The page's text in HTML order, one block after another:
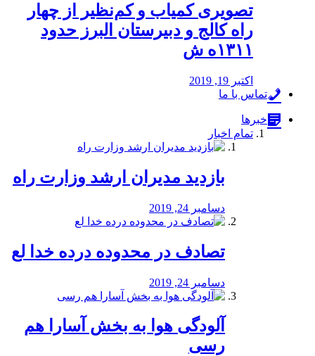
️تصویری کمیاب و کم‌نظیر از چهار
راه كالج و دبيرستان البرز حدود
۱۳۱۱ه ش
اکتبر 19, 2019
تماس با ما
خبرها
تمام اخبار
بازدید مدیران ارشد وزارت راه
دسامبر 24, 2019
تصادف در محدوده درده خدا لع
دسامبر 24, 2019
آلودگی هوا به بخش آسارا هم
رسی